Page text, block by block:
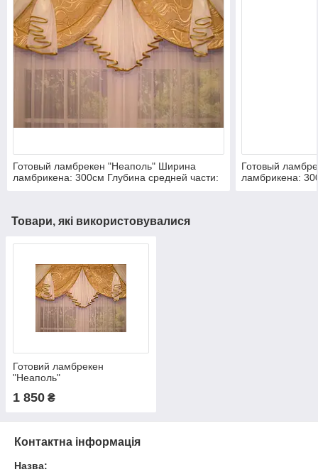
Готовый ламбрекен "Неаполь" Ширина
ламбрикена: 300см Глубина средней части:
Компания "Декор Текстиль"
Готовый
ламбрикена:
Товари, які використовувалися
Готовий ламбрекен
"Неаполь"
1 850 ₴
Контактна інформація
Назва: